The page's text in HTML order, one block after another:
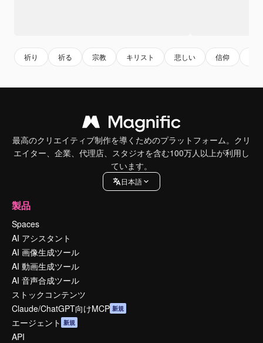
祈り 祈る 宗教 キリスト 悲しい 信仰
最高のクリエイティブ制作を導くためのプラットフォーム。クリ
エイター、企業、代理店、スタジオを含む100万人以上が利用し
ています。
日本語
製品
Spaces
AI アシスタント
AI 画像生成ツール
AI 動画生成ツール
AI 音声合成ツール
ストックコンテンツ
Claude/ChatGPT向けMCP 新規
エージェント 新規
API